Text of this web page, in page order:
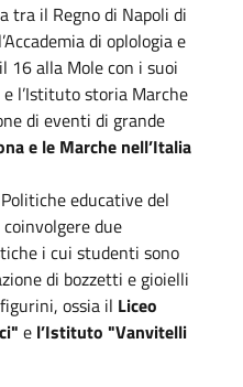
tra il Regno di Napoli di
di oplologia e
16 alla Mole con i suoi
l’Istituto storia Marche
di eventi di grande
e le Marche nell’Italia
educative del
due
i cui studenti sono
di bozzetti e gioielli
ossia il Liceo
e l’Istituto "Vanvitelli